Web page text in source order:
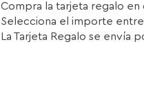
Compra la tarjeta regalo en
Selecciona el importe
La Tarjeta Regalo se envía